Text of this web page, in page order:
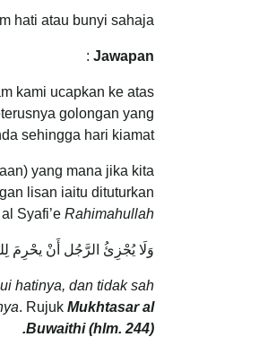
atau bunyi sahaja ?
Jawapan
:
kami ucapkan ke atas
golongan yang
sehingga hari kiamat.
yang mana jika kita
lisan iaitu dituturkan
Syafi’e Rahimahullah
وَلَا يُجْزِئُ الرَّجُل أَنْ يحْرِمَ
hatinya, dan tidak sah
. Rujuk Mukhtasar al
Buwaithi (hlm. 244).